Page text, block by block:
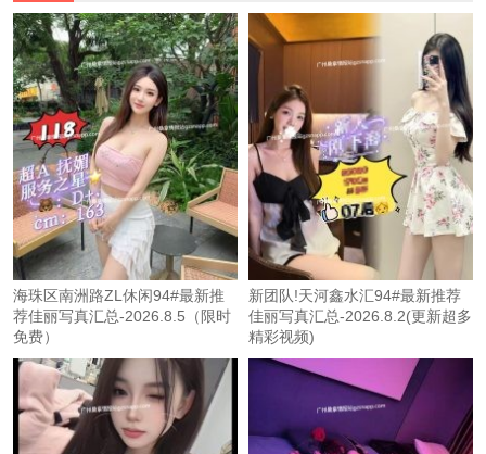
海珠区南洲路ZL休闲94#最新推
荐佳丽写真汇总-2026.8.5（限时
免费）
新团队!天河鑫水汇94#最新推荐
佳丽写真汇总-2026.8.2(更新超多
精彩视频)